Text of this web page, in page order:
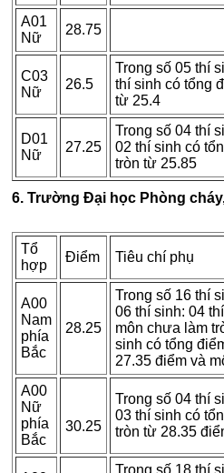
A01
Nữ
28.75
C03
Nữ
26.5
Trong số 05 thí
thí sinh có tổng
từ 25.4
D01
Nữ
27.25
Trong số 04 thí
02 thí sinh có
tròn từ 25.85
6. Trường Đại học Phòng
Tổ
hợp
Điểm Tiêu chí phụ
A00
Nam
phía
Bắc
28.25
Trong số 16 thí
06 thí sinh: 04
môn chưa làm
sinh có tổng
27.35 điểm và
A00
Nữ
phía
Bắc
30.25
Trong số 04 thí
03 thí sinh có
tròn từ 28.35
Trong số 18 thí